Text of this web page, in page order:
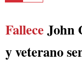
FalleceJohn
y veterano